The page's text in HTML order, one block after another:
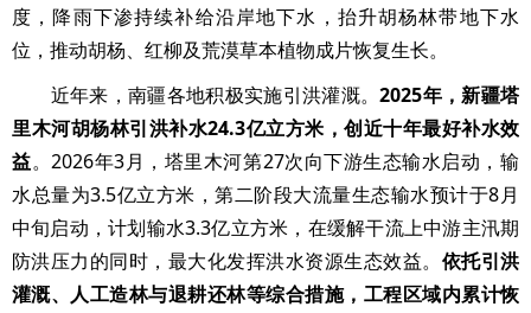
度，降雨下渗持续补给沿岸地下水，抬升胡杨林带地下水
位，推动胡杨、红柳及荒漠草本植物成片恢复生长。
近年来，南疆各地积极实施引洪灌溉。2025年，新疆塔
里木河胡杨林引洪补水24.3亿立方米，创近十年最好补水效
益。2026年3月，塔里木河第27次向下游生态输水启动，输
水总量为3.5亿立方米，第二阶段大流量生态输水预计于8月
中旬启动，计划输水3.3亿立方米，在缓解干流上中游主汛期
防洪压力的同时，最大化发挥洪水资源生态效益。 依托引洪
灌溉、人工造林与退耕还林等综合措施，工程区域内累计恢